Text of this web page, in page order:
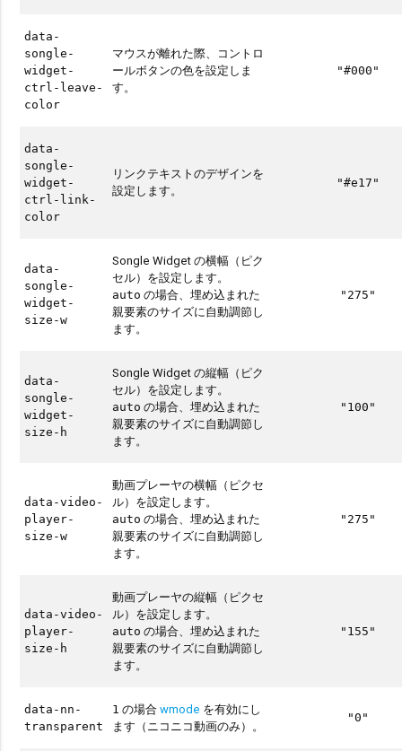
data-
songle-
widget-
ctrl-leave-
color
マウスが離れた際、コントロ
ールボタンの色を設定しま
す。
"#000"
data-
songle-
widget-
ctrl-link-
color
リンクテキストのデザインを
設定します。
"#e17"
data-
songle-
widget-
size-w
Songle Widget の横幅（ピク
セル）を設定します。
auto の場合、埋め込まれた
親要素のサイズに自動調節し
ます。
"275"
data-
songle-
widget-
size-h
Songle Widget の縦幅（ピク
セル）を設定します。
auto の場合、埋め込まれた
親要素のサイズに自動調節し
ます。
"100"
data-video-
player-
size-w
動画プレーヤの横幅（ピクセ
ル）を設定します。
auto の場合、埋め込まれた
親要素のサイズに自動調節し
ます。
"275"
data-video-
player-
size-h
動画プレーヤの縦幅（ピクセ
ル）を設定します。
auto の場合、埋め込まれた
親要素のサイズに自動調節し
ます。
"155"
data-nn-
transparent
1 の場合wmode を有効にし
ます（ニコニコ動画のみ）。
"0"